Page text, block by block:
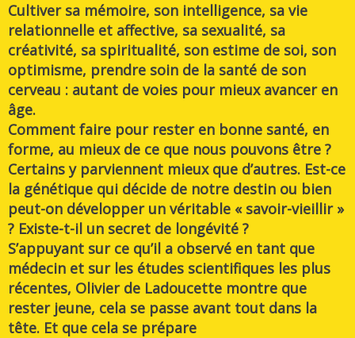
Cultiver sa mémoire, son intelligence, sa vie
relationnelle et affective, sa sexualité, sa
créativité, sa spiritualité, son estime de soi, son
optimisme, prendre soin de la santé de son
cerveau : autant de voies pour mieux avancer en
âge.
Comment faire pour rester en bonne santé, en
forme, au mieux de ce que nous pouvons être ?
Certains y parviennent mieux que d’autres. Est-ce
la génétique qui décide de notre destin ou bien
peut-on développer un véritable « savoir-vieillir »
? Existe-t-il un secret de longévité ?
S’appuyant sur ce qu’il a observé en tant que
médecin et sur les études scientifiques les plus
récentes, Olivier de Ladoucette montre que
rester jeune, cela se passe avant tout dans la
tête. Et que cela se prépare